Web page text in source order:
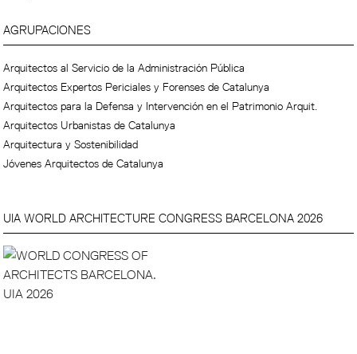
AGRUPACIONES
Arquitectos al Servicio de la Administración Pública
Arquitectos Expertos Periciales y Forenses de Catalunya
Arquitectos para la Defensa y Intervención en el Patrimonio Arquit.
Arquitectos Urbanistas de Catalunya
Arquitectura y Sostenibilidad
Jóvenes Arquitectos de Catalunya
UIA WORLD ARCHITECTURE CONGRESS BARCELONA 2026